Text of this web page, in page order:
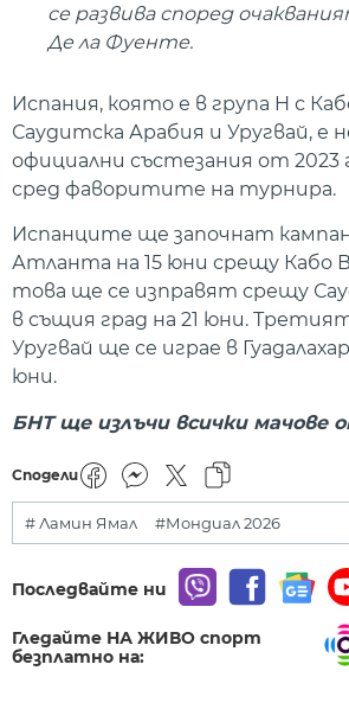
се развива според
Де ла Фуенте.
Испания, която е в група H с
Саудитска Арабия и Уругвай, е
официални състезания от 2023
сред фаворитите на турнира.
Испанците ще започнат
Атланта на 15 юни срещу Кабо
това ще се изправят срещу
в същия град на 21 юни.
Уругвай ще се играе в
юни.
БНТ ще излъчи всички мачове
Сподели
# Ламин Ямал #Мондиал 2026
Последвайте ни
Гледайте НА ЖИВО спорт
безплатно на: